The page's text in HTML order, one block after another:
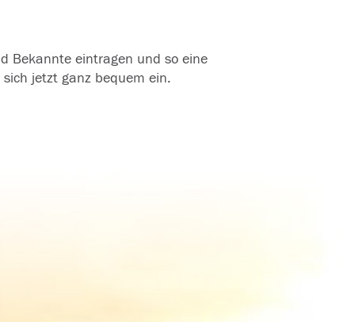
Bekannte eintragen und so eine
jetzt ganz bequem ein.